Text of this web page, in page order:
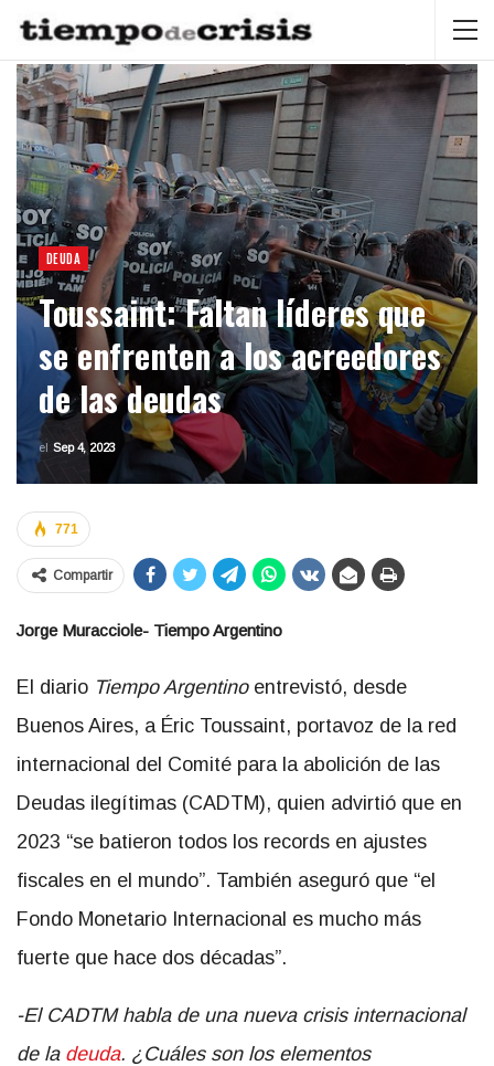
DEUDA
Toussaint: Faltan líderes que
se enfrenten a los acreedores
de las deudas
el Sep 4, 2023
771
Compartir
Jorge Muracciole- Tiempo Argentino
El diario Tiempo Argentinoentrevistó, desde
Buenos Aires, a Éric Toussaint, portavoz de la red
internacional del Comité para la abolición de las
Deudas ilegítimas (CADTM), quien advirtió que en
2023 “se batieron todos los records en ajustes
fiscales en el mundo”. También aseguró que “el
Fondo Monetario Internacional es mucho más
fuerte que hace dos décadas”.
-El CADTM habla de una nueva crisis internacional
de la deuda. ¿Cuáles son los elementos